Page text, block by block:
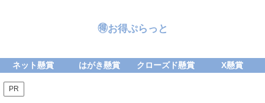
🉐お得ぷらっと
ネット懸賞 はがき懸賞 クローズド懸賞 X懸賞
PR